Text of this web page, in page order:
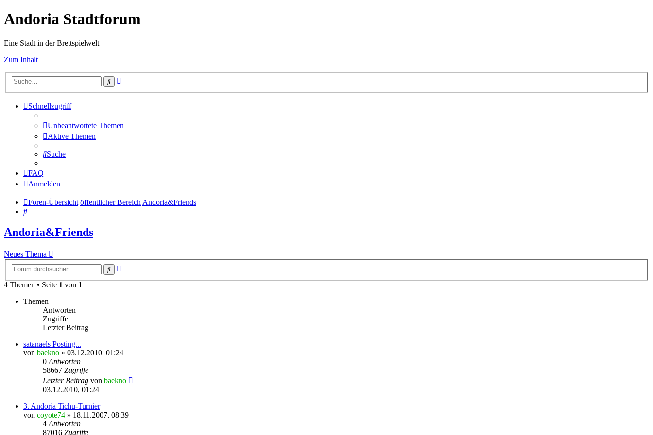
Andoria Stadtforum
Eine Stadt in der Brettspielwelt
Zum Inhalt
Suche
Schnellzugriff
Unbeantwortete Themen
Aktive Themen
Suche
FAQ
Anmelden
Foren-Übersicht öffentlicher BereichAndoria&Friends
Suche
Andoria&Friends
Neues Thema
Suche
4 Themen • Seite 1 von 1
Themen
Antworten
Zugriffe
Letzter Beitrag
satanaels Posting...
von baekno » 03.12.2010, 01:24
0 Antworten
58667 Zugriffe
Letzter Beitrag von baekno
03.12.2010, 01:24
3. Andoria Tichu-Turnier
von coyote74 » 18.11.2007, 08:39
4 Antworten
87016 Zugriffe